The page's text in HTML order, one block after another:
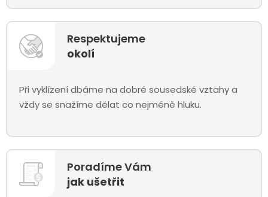
Respektujeme
okolí
Při vyklízení dbáme na dobré sousedské vztahy a
vždy se snažíme dělat co nejméně hluku.
Poradíme Vám
jak ušetřit